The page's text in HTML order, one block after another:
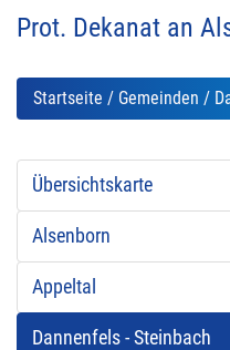
Prot. Dekanat an
Startseite / Gemeinden /
Übersichtskarte
Alsenborn
Appeltal
Dannenfels - Steinbach